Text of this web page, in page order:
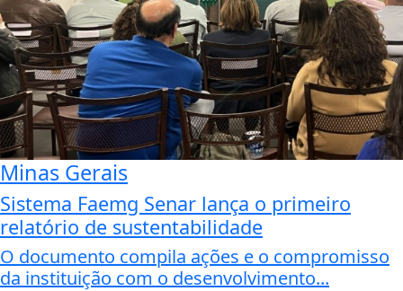
Minas Gerais
Sistema Faemg Senar lança o primeiro
relatório de sustentabilidade
O documento compila ações e o compromisso
da instituição com o desenvolvimento...